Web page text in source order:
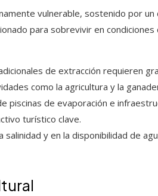
vulnerable, sostenido por
para sobrevivir en
de extracción requieren
como la agricultura y la
piscinas de evaporación e
turístico clave.
salinidad y en la disponibilidad de